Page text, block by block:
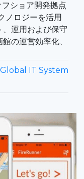
ショア開発拠点
ノロジーを活用
、運用および保守
の運営効率化、
IT System